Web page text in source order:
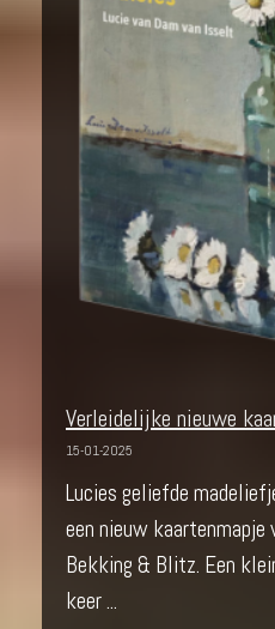
Verleidelijke nieuwe
15-01-2025
Lucies geliefde
een nieuw
Bekking & Blitz. Een
keer ...